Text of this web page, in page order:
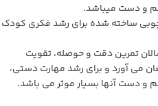
و دست میباشد.
چوبی ساخته شده برای رشد فکری کودک
تمرین دقت و حوصله، تقویت
می آورد و برای رشد مهارت دستی،
دست آنها بسیار موثر می باشد.